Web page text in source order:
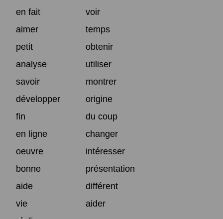
en fait
voir
aimer
temps
petit
obtenir
analyse
utiliser
savoir
montrer
développer
origine
fin
du coup
en ligne
changer
oeuvre
intéresser
bonne
présentation
aide
différent
vie
aider